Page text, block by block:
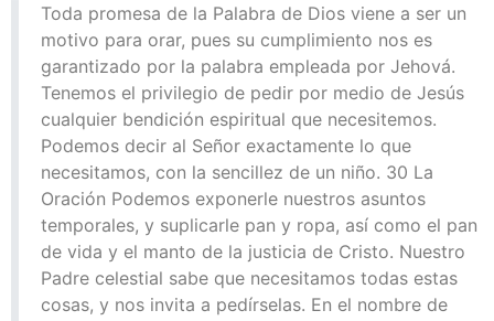
Toda promesa de la Palabra de Dios viene a ser un
motivo para orar, pues su cumplimiento nos es
garantizado por la palabra empleada por Jehová.
Tenemos el privilegio de pedir por medio de Jesús
cualquier bendición espiritual que necesitemos.
Podemos decir al Señor exactamente lo que
necesitamos, con la sencillez de un niño. 30 La
Oración Podemos exponerle nuestros asuntos
temporales, y suplicarle pan y ropa, así como el pan
de vida y el manto de la justicia de Cristo. Nuestro
Padre celestial sabe que necesitamos todas estas
cosas, y nos invita a pedírselas. En el nombre de